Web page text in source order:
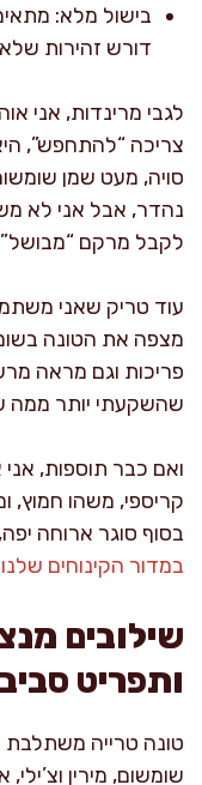
בישול מלא:
דורש זהירות שלא
לגבי מרינדות, אני
צריכה “להתחפש”,
סויה, מעט שמן
נהדר, אבל אני לא
לקבל מרקם “מבושל”
עוד טריק שאני
מצפה את הטונה
פריכות וגם מראה
שהשקעתי יותר
ואם כבר תוספות,
קריספי, משהו חמוץ,
בסוף סוגר ארוחה
במדור הקינוחים שלנו
שילובים
ותפריט
טונה טרייה משתלבת
שומשום, מירין